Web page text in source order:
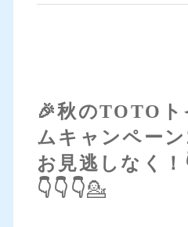
🎉秋のTOTO
ムキャンペーン
お見逃しなく！
👇👇👇💁